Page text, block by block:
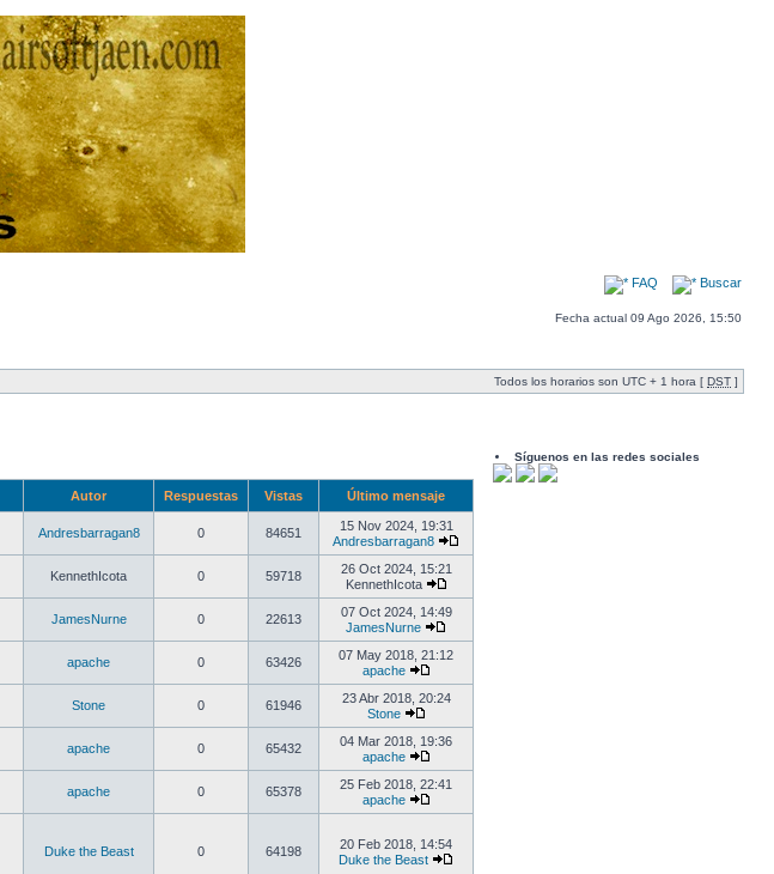
FAQ Buscar
Fecha actual 09 Ago 2026, 15:50
Todos los horarios son UTC + 1 hora [ DST ]
Autor Respuestas Vistas Último mensaje
Andresbarragan8 0 84651
15 Nov 2024, 19:31
Andresbarragan8
KennethIcota 0 59718
26 Oct 2024, 15:21
KennethIcota
JamesNurne 0 22613
07 Oct 2024, 14:49
JamesNurne
apache 0 63426
07 May 2018, 21:12
apache
Stone 0 61946
23 Abr 2018, 20:24
Stone
apache 0 65432
04 Mar 2018, 19:36
apache
apache 0 65378
25 Feb 2018, 22:41
apache
Duke the Beast 0 64198
20 Feb 2018, 14:54
Duke the Beast
Síguenos en las redes sociales